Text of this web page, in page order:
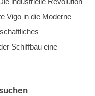
Vigo in die Moderne
Schiffbau eine